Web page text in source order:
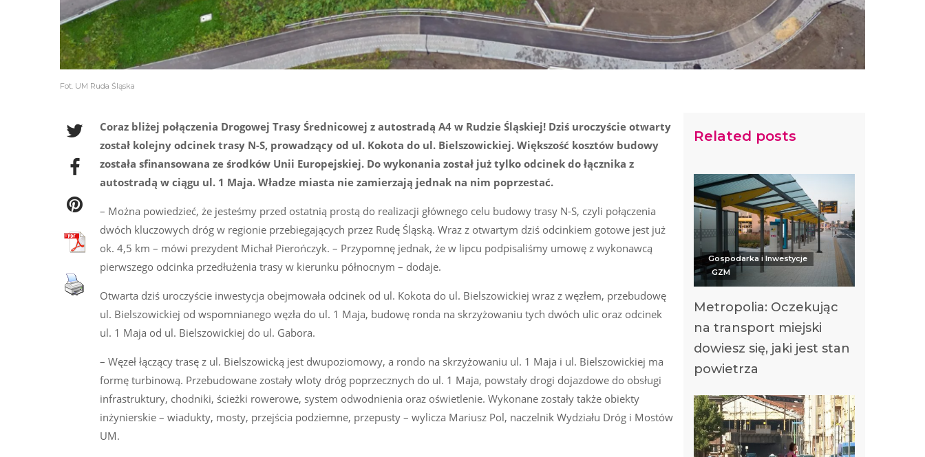
Fot. UM Ruda Śląska
Coraz bliżej połączenia Drogowej Trasy Średnicowej z autostradą A4 w Rudzie Śląskiej! Dziś uroczyście otwarty
został kolejny odcinek trasy N-S, prowadzący od ul. Kokota do ul. Bielszowickiej. Większość kosztów budowy
została sfinansowana ze środków Unii Europejskiej. Do wykonania został już tylko odcinek do łącznika z
autostradą w ciągu ul. 1 Maja. Władze miasta nie zamierzają jednak na nim poprzestać.
– Można powiedzieć, że jesteśmy przed ostatnią prostą do realizacji głównego celu budowy trasy N-S, czyli połączenia
dwóch kluczowych dróg w regionie przebiegających przez Rudę Śląską. Wraz z otwartym dziś odcinkiem gotowe jest już
ok. 4,5 km – mówi prezydent Michał Pierończyk. – Przypomnę jednak, że w lipcu podpisaliśmy umowę z wykonawcą
pierwszego odcinka przedłużenia trasy w kierunku północnym – dodaje.
Otwarta dziś uroczyście inwestycja obejmowała odcinek od ul. Kokota do ul. Bielszowickiej wraz z węzłem, przebudowę
ul. Bielszowickiej od wspomnianego węzła do ul. 1 Maja, budowę ronda na skrzyżowaniu tych dwóch ulic oraz odcinek
ul. 1 Maja od ul. Bielszowickiej do ul. Gabora.
– Węzeł łączący trasę z ul. Bielszowicką jest dwupoziomowy, a rondo na skrzyżowaniu ul. 1 Maja i ul. Bielszowickiej ma
formę turbinową. Przebudowane zostały wloty dróg poprzecznych do ul. 1 Maja, powstały drogi dojazdowe do obsługi
infrastruktury, chodniki, ścieżki rowerowe, system odwodnienia oraz oświetlenie. Wykonane zostały także obiekty
inżynierskie – wiadukty, mosty, przejścia podziemne, przepusty – wylicza Mariusz Pol, naczelnik Wydziału Dróg i Mostów
UM.
Related posts
Gospodarka i Inwestycje
GZM
Metropolia: Oczekując
na transport miejski
dowiesz się, jaki jest stan
powietrza